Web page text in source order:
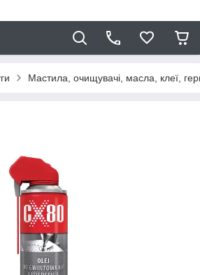
Мастила, очищувачі, масла, клеї,